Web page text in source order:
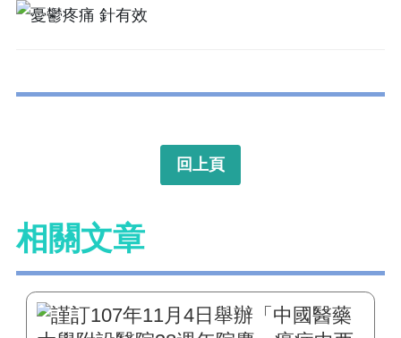
回上頁
相關文章